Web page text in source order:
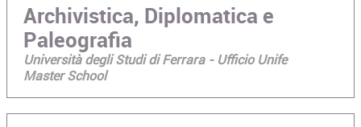
Archivistica, Diplomatica e
Paleografia
Università degli Studi di Ferrara - Ufficio Unife
Master School